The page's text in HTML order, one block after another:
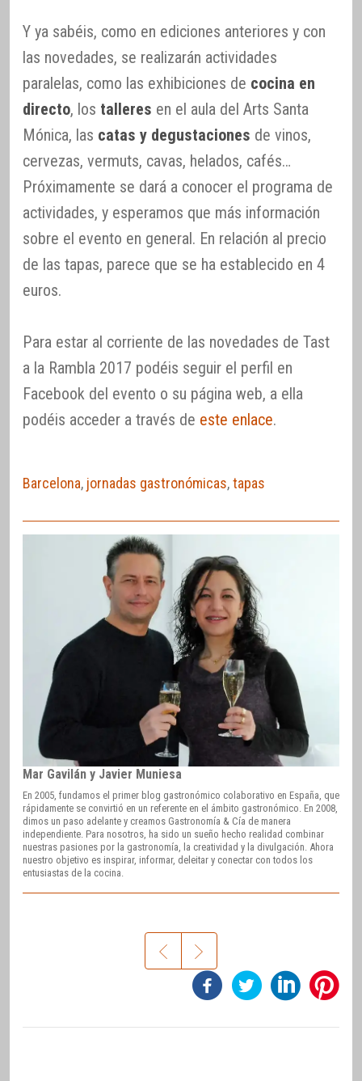
Y ya sabéis, como en ediciones anteriores y con
las novedades, se realizarán actividades
paralelas, como las exhibiciones de cocina en
directo, los talleres en el aula del Arts Santa
Mónica, las catas y degustaciones de vinos,
cervezas, vermuts, cavas, helados, cafés…
Próximamente se dará a conocer el programa de
actividades, y esperamos que más información
sobre el evento en general. En relación al precio
de las tapas, parece que se ha establecido en 4
euros.
Para estar al corriente de las novedades de Tast
a la Rambla 2017 podéis seguir el perfil en
Facebook del evento o su página web, a ella
podéis acceder a través de este enlace.
Barcelona, jornadas gastronómicas,tapas
Mar Gavilán y Javier Muniesa
En 2005, fundamos el primer blog gastronómico colaborativo en España, que
rápidamente se convirtió en un referente en el ámbito gastronómico. En 2008,
dimos un paso adelante y creamos Gastronomía & Cía de manera
independiente. Para nosotros, ha sido un sueño hecho realidad combinar
nuestras pasiones por la gastronomía, la creatividad y la divulgación. Ahora
nuestro objetivo es inspirar, informar, deleitar y conectar con todos los
entusiastas de la cocina.